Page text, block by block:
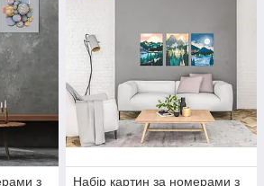
з
Набір картин за номерами з